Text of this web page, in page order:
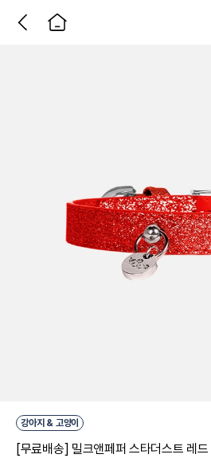
강아지 & 고양이
[무료배송] 밀크앤페퍼 스타더스트 레